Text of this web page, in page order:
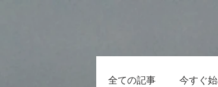
全ての記事 今すぐ